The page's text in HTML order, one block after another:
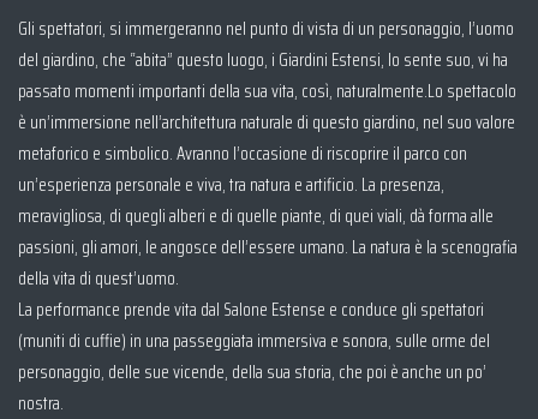
Gli spettatori, si immergeranno nel punto di vista di un personaggio, l’uomo
del giardino, che “abita” questo luogo, i Giardini Estensi, lo sente suo, vi ha
passato momenti importanti della sua vita, così, naturalmente.Lo spettacolo
è un’immersione nell’architettura naturale di questo giardino, nel suo valore
metaforico e simbolico. Avranno l’occasione di riscoprire il parco con
un’esperienza personale e viva, tra natura e artificio. La presenza,
meravigliosa, di quegli alberi e di quelle piante, di quei viali, dà forma alle
passioni, gli amori, le angosce dell’essere umano. La natura è la scenografia
della vita di quest’uomo.
La performance prende vita dal Salone Estense e conduce gli spettatori
(muniti di cuffie) in una passeggiata immersiva e sonora, sulle orme del
personaggio, delle sue vicende, della sua storia, che poi è anche un po’
nostra.